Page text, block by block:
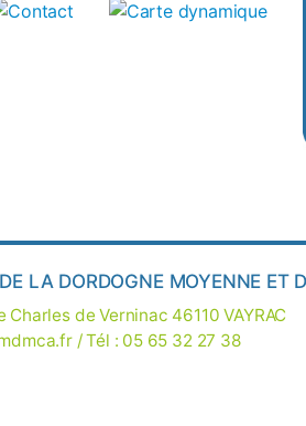
LA DORDOGNE MOYENNE ET
Charles de Verninac 46110 VAYRAC
/ Tél : 05 65 32 27 38